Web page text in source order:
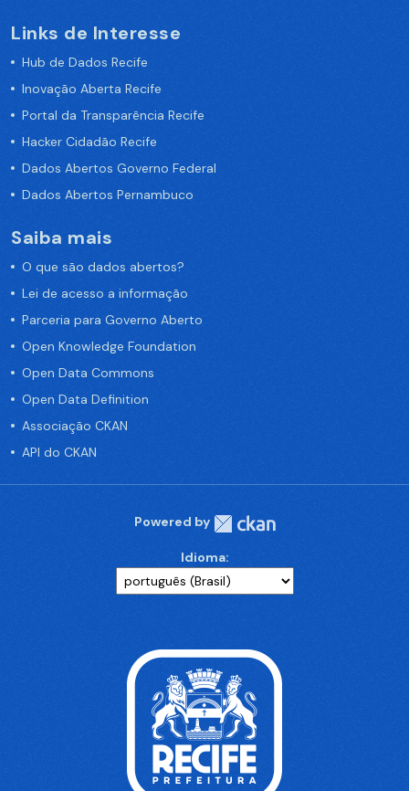
Links de Interesse
Hub de Dados Recife
Inovação Aberta Recife
Portal da Transparência Recife
Hacker Cidadão Recife
Dados Abertos Governo Federal
Dados Abertos Pernambuco
Saiba mais
O que são dados abertos?
Lei de acesso a informação
Parceria para Governo Aberto
Open Knowledge Foundation
Open Data Commons
Open Data Definition
Associação CKAN
API do CKAN
Powered by
Idioma